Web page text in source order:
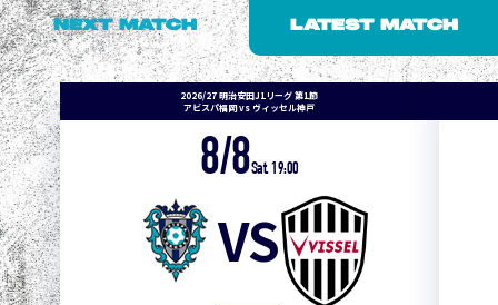
NEXT MATCH LATEST MATCH
2026/27 明治安田J1リーグ 第1節
アビスパ福岡 vs ヴィッセル神戸
8/8Sat. 19:00
VS